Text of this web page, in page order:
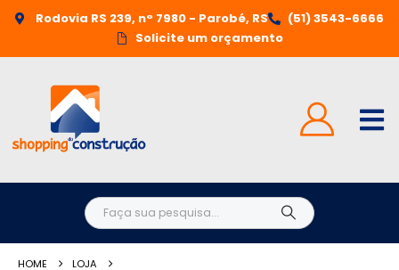
Rodovia RS 239, n° 7980 - Parobé, RS
(51) 3543-6666
Solicite um orçamento
HOME
LOJA